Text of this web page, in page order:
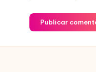
Publicar